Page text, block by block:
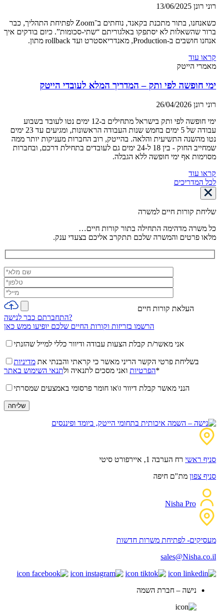
רוני רונן 13/06/2025
כשאנחנו, בתור מתכנת בקאנד, נוחתים ב־Zoom לפתיחת התהליך, כבר
ברור שהשאלות לא יסתפקו באלגוריתם “שתי-סכומות”. כיום בודקים איך
אנחנו חושבים ב-Production, מאנדריאסטרט ועד rollback מתון.
קראו עוד
מאמרי הייטק
ימי חופשה לפי ותק – המדריך המלא לעובדי הייטק
רוני רונן 26/04/2026
ימי חופשה לפי ותק בישראל מתחילים ב-12 ימים נטו לעובד בשבוע
עבודה של 5 ימים בחמש שנות העבודה הראשונות, ומגיעים עד 23 ימים
נטו מהשנה התשיעית והלאה. בהייטק, רוב החברות מעניקות יותר ממה
שמחייב החוק - בין 18 ל-24 ימים גם לעובדים בתחילת דרכם, ובחברות
מסוימות אף ימי חופשה ללא הגבלה.
קראו עוד
לכל המדריכים
שליחת קורות חיים למשרה
כל משרה מדהימה התחילה בתור קורות חיים…
מלאו פרטים והמשרה שלכם תתקרב אליכם בצעדי ענק.
העלאת קורות חיים
התחברתם כבר לנישה?
הרשמו בזריזות וקורות החיים שלכם יופיעו ממש כאן
אני מאשר/ת קבלת הצעות עבודה ודיוור כללי למייל שהזנתי
בשליחת פרטי הקשר הריני מאשר כי קראתי והבנתי את מדיניות
הפרטיות ואני מסכים לתנאיה ולתנאי השימוש באתר *
הנני מאשר קבלת דיוור ו\או חומר פרסומי באמצעים שמסרתי
סניף ראשי רח הערבה 1, איירפורט סיטי
סניף צפון מת"ם חיפה
Nisha Pro
מעסיקים- לפתיחת משרות חדשות
sales@Nisha.co.il
נישה – חברת השמה